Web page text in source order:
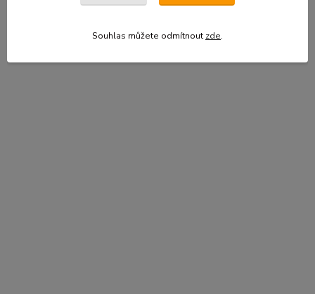
Souhlas můžete odmítnout zde.